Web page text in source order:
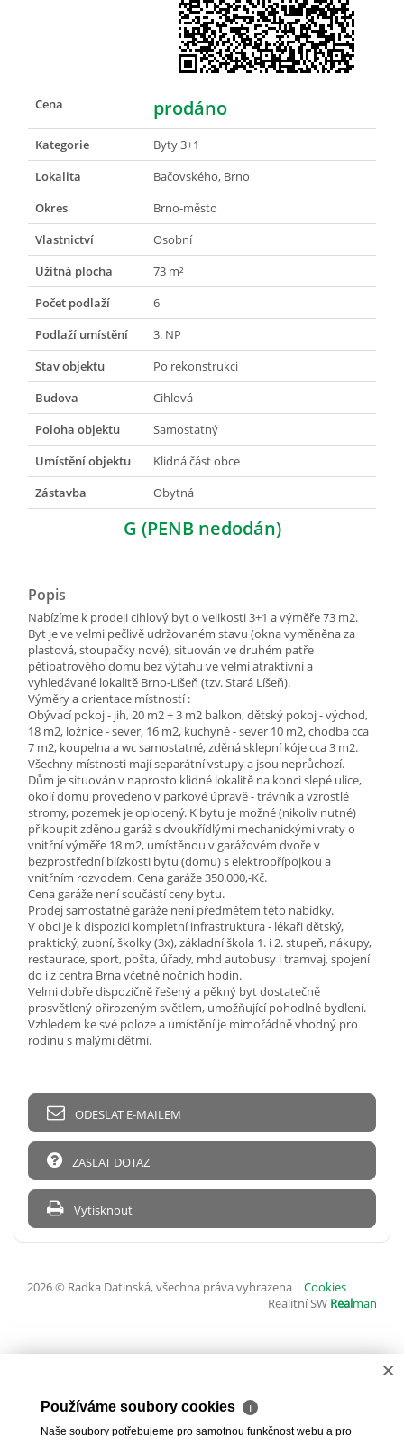
Cena prodáno
Kategorie
Byty 3+1
Lokalita
Bačovského, Brno
Okres
Brno-město
Vlastnictví
Osobní
Užitná plocha
73 m²
Počet podlaží
6
Podlaží umístění
3. NP
Stav objektu
Po rekonstrukci
Budova
Cihlová
Poloha objektu
Samostatný
Umístění objektu
Klidná část obce
Zástavba
Obytná
G (PENB nedodán)
Popis
Nabízíme k prodeji cihlový byt o velikosti 3+1 a výměře 73 m2.
Byt je ve velmi pečlivě udržovaném stavu (okna vyměněna za
plastová, stoupačky nové), situován ve druhém patře
pětipatrového domu bez výtahu ve velmi atraktivní a
vyhledávané lokalitě Brno-Líšeň (tzv. Stará Líšeň).
Výměry a orientace místností :
Obývací pokoj - jih, 20 m2 + 3 m2 balkon, dětský pokoj - východ,
18 m2, ložnice - sever, 16 m2, kuchyně - sever 10 m2, chodba cca
7 m2, koupelna a wc samostatné, zděná sklepní kóje cca 3 m2.
Všechny místnosti mají separátní vstupy a jsou neprůchozí.
Dům je situován v naprosto klidné lokalitě na konci slepé ulice,
okolí domu provedeno v parkové úpravě - trávník a vzrostlé
stromy, pozemek je oplocený. K bytu je možné (nikoliv nutné)
přikoupit zděnou garáž s dvoukřídlými mechanickými vraty o
vnitřní výměře 18 m2, umístěnou v garážovém dvoře v
bezprostřední blízkosti bytu (domu) s elektropřípojkou a
vnitřním rozvodem. Cena garáže 350.000,-Kč.
Cena garáže není součástí ceny bytu.
Prodej samostatné garáže není předmětem této nabídky.
V obci je k dispozici kompletní infrastruktura - lékaři dětský,
praktický, zubní, školky (3x), základní škola 1. i 2. stupeň, nákupy,
restaurace, sport, pošta, úřady, mhd autobusy i tramvaj, spojení
do i z centra Brna včetně nočních hodin.
Velmi dobře dispozičně řešený a pěkný byt dostatečně
prosvětlený přirozeným světlem, umožňující pohodlné bydlení.
Vzhledem ke své poloze a umístění je mimořádně vhodný pro
rodinu s malými dětmi.
ODESLAT E-MAILEM
ZASLAT DOTAZ
Vytisknout
2026 © Radka Datinská, všechna práva vyhrazena | Cookies
Realitní SW Realman
×
Používáme soubory cookies ℹ
Naše soubory potřebujeme pro samotnou funkčnost webu a pro